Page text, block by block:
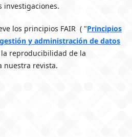
investigaciones.
los principios FAIR ( "Principios
y administración de datos
reproducibilidad de la
nuestra revista.